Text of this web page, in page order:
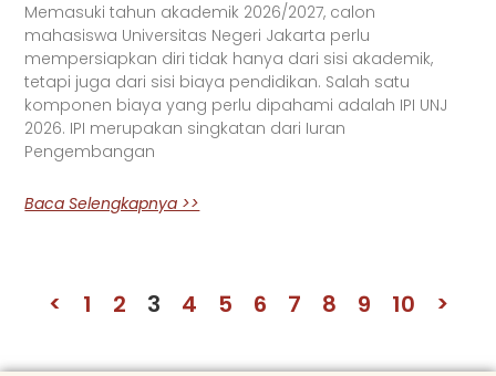
Memasuki tahun akademik 2026/2027, calon
mahasiswa Universitas Negeri Jakarta perlu
mempersiapkan diri tidak hanya dari sisi akademik,
tetapi juga dari sisi biaya pendidikan. Salah satu
komponen biaya yang perlu dipahami adalah IPI UNJ
2026. IPI merupakan singkatan dari Iuran
Pengembangan
Baca Selengkapnya >>
< 1 2 3 4 5 6 7 8 9 10 >